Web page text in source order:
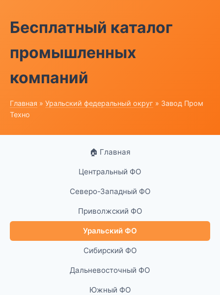
Бесплатный каталог
промышленных
компаний
Главная » Уральский федеральный округ » Завод Пром
Техно
🏠 Главная
Центральный ФО
Северо-Западный ФО
Приволжский ФО
Уральский ФО
Сибирский ФО
Дальневосточный ФО
Южный ФО